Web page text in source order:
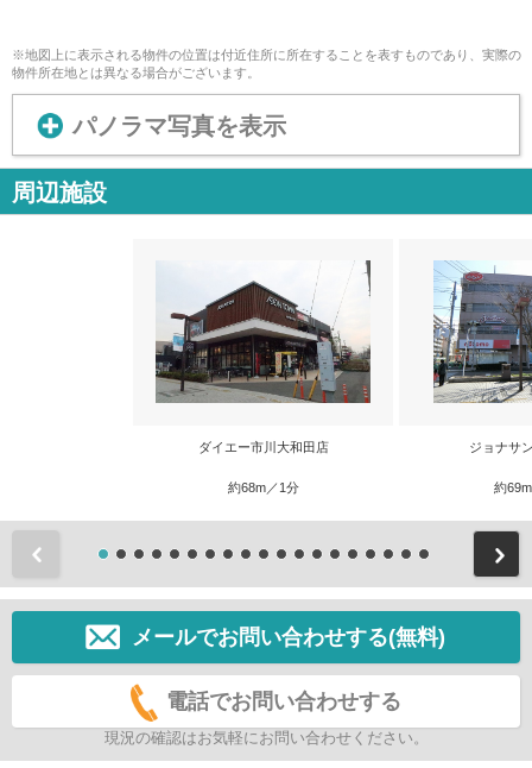
※地図上に表示される物件の位置は付近住所に所在することを表すものであり、実際の
物件所在地とは異なる場合がございます。
パノラマ写真を表示
周辺施設
ダイエー市川大和田店
約68m／1分
ジョナサ
約
メールでお問い合わせする(無料)
電話でお問い合わせする
現況の確認はお気軽にお問い合わせください。